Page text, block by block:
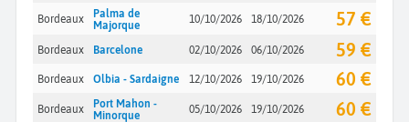
Bordeaux
Palma de
Majorque
10/10/2026 18/10/2026 57 €
Bordeaux Barcelone 02/10/2026 06/10/2026 59 €
Bordeaux Olbia - Sardaigne 12/10/2026 19/10/2026 60 €
Bordeaux
Port Mahon -
Minorque
05/10/2026 19/10/2026 60 €